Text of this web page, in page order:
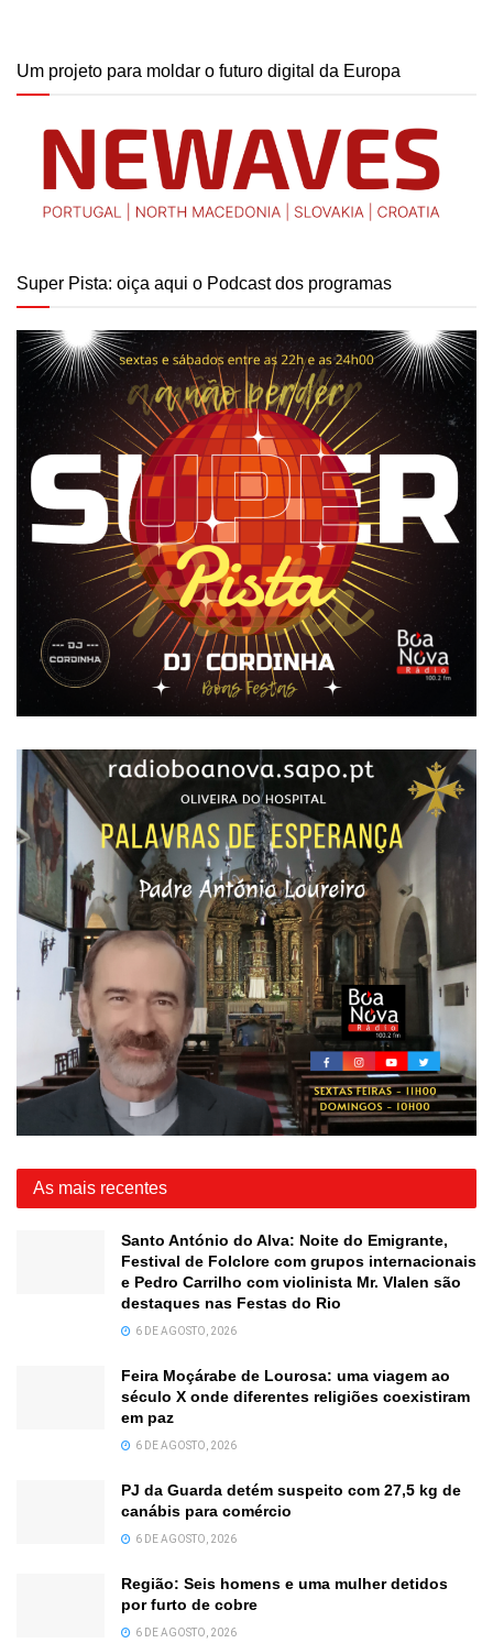
Um projeto para moldar o futuro digital da Europa
Super Pista: oiça aqui o Podcast dos programas
As mais recentes
Santo António do Alva: Noite do Emigrante,
Festival de Folclore com grupos internacionais
e Pedro Carrilho com violinista Mr. Vlalen são
destaques nas Festas do Rio
6 DE AGOSTO, 2026
Feira Moçárabe de Lourosa: uma viagem ao
século X onde diferentes religiões coexistiram
em paz
6 DE AGOSTO, 2026
PJ da Guarda detém suspeito com 27,5 kg de
canábis para comércio
6 DE AGOSTO, 2026
Região: Seis homens e uma mulher detidos
por furto de cobre
6 DE AGOSTO, 2026